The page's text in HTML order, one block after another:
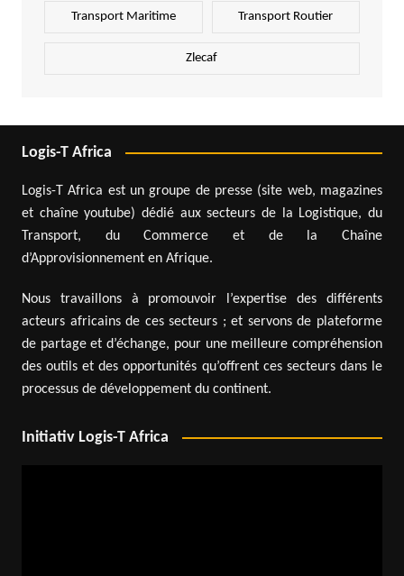
Transport Maritime Transport Routier
Zlecaf
Logis-T Africa
Logis-T Africa est un groupe de presse (site web, magazines
et chaîne youtube) dédié aux secteurs de la Logistique, du
Transport, du Commerce et de la Chaîne
d’Approvisionnement en Afrique.
Nous travaillons à promouvoir l’expertise des différents
acteurs africains de ces secteurs ; et servons de plateforme
de partage et d’échange, pour une meilleure compréhension
des outils et des opportunités qu’offrent ces secteurs dans le
processus de développement du continent.
Initiativ Logis-T Africa